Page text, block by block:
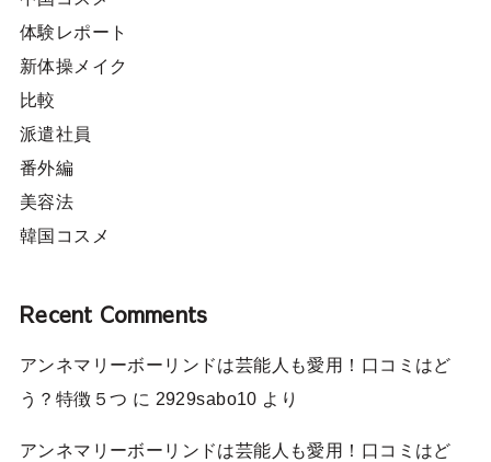
体験レポート
新体操メイク
比較
派遣社員
番外編
美容法
韓国コスメ
Recent Comments
アンネマリーボーリンドは芸能人も愛用！口コミはど
う？特徴５つ に 2929sabo10 より
アンネマリーボーリンドは芸能人も愛用！口コミはど